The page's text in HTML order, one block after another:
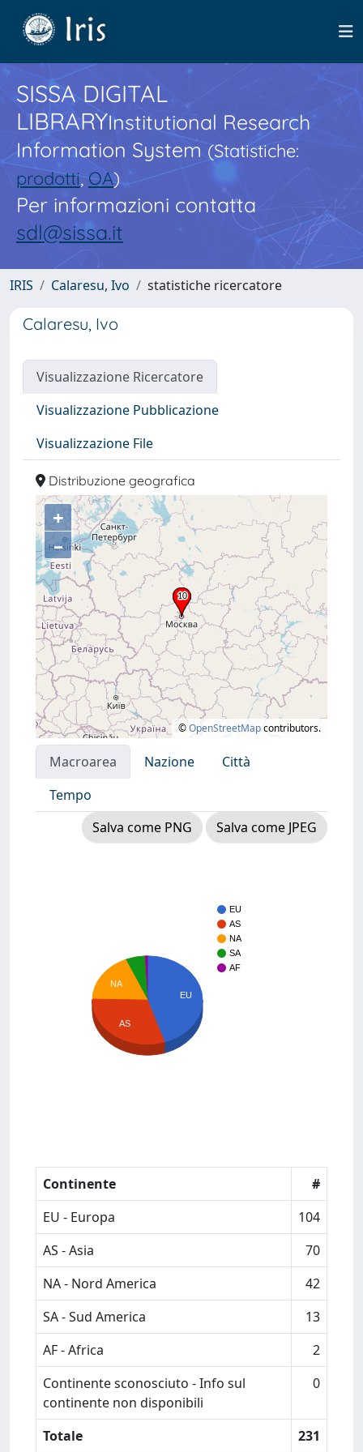
SISSA DIGITAL
LIBRARYInstitutional Research
Information System(Statistiche:
prodotti,OA)
Per informazioni contatta
sdl@sissa.it
IRIS Calaresu, Ivo statistiche ricercatore
Calaresu, Ivo
Visualizzazione Ricercatore
Visualizzazione Pubblicazione
Visualizzazione File
Distribuzione geografica
+
–
©OpenStreetMapcontributors.
Macroarea Nazione
Città
Tempo
Salva come PNG
Salva come JPEG
EU
AS
NA
SA
AF
EU
NA
AS
Continente
#
EU - Europa
104
AS - Asia
70
NA - Nord America
42
SA - Sud America
13
AF - Africa
2
Continente sconosciuto - Info sul
continente non disponibili
0
Totale 231